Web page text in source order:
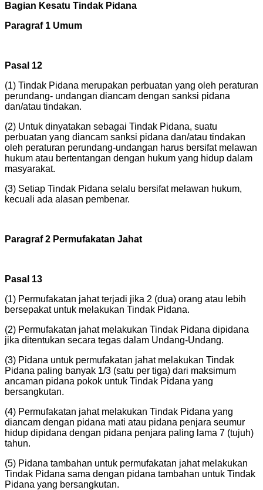
Bagian Kesatu Tindak Pidana
Paragraf 1 Umum
Pasal 12
(1) Tindak Pidana merupakan perbuatan yang oleh peraturan
perundang- undangan diancam dengan sanksi pidana
dan/atau tindakan.
(2) Untuk dinyatakan sebagai Tindak Pidana, suatu
perbuatan yang diancam sanksi pidana dan/atau tindakan
oleh peraturan perundang-undangan harus bersifat melawan
hukum atau bertentangan dengan hukum yang hidup dalam
masyarakat.
(3) Setiap Tindak Pidana selalu bersifat melawan hukum,
kecuali ada alasan pembenar.
Paragraf 2 Permufakatan Jahat
Pasal 13
(1) Permufakatan jahat terjadi jika 2 (dua) orang atau lebih
bersepakat untuk melakukan Tindak Pidana.
(2) Permufakatan jahat melakukan Tindak Pidana dipidana
jika ditentukan secara tegas dalam Undang-Undang.
(3) Pidana untuk permufakatan jahat melakukan Tindak
Pidana paling banyak 1/3 (satu per tiga) dari maksimum
ancaman pidana pokok untuk Tindak Pidana yang
bersangkutan.
(4) Permufakatan jahat melakukan Tindak Pidana yang
diancam dengan pidana mati atau pidana penjara seumur
hidup dipidana dengan pidana penjara paling lama 7 (tujuh)
tahun.
(5) Pidana tambahan untuk permufakatan jahat melakukan
Tindak Pidana sama dengan pidana tambahan untuk Tindak
Pidana yang bersangkutan.